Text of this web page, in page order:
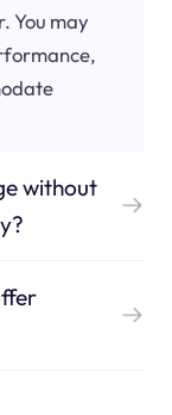
You may
without